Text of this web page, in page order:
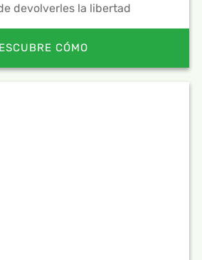
devolverles la libertad
CÓMO